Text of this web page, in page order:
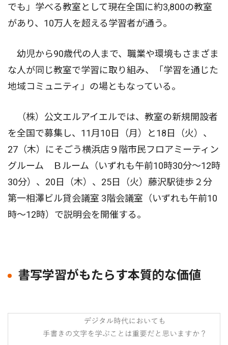
でも」学べる教室として現在全国に約3,800の教室
があり、10万人を超える学習者が通う。
幼児から90歳代の人まで、職業や環境もさまざま
な人が同じ教室で学習に取り組み、「学習を通じた
地域コミュニティ」の場ともなっている。
（株）公文エルアイエルでは、教室の新規開設者
を全国で募集し、11月10日（月）と18日（火）、
27（木）にそごう横浜店９階市民フロアミーティン
グルーム Ｂルーム（いずれも午前10時30分～12時
30分）、20日（木）、25日（火）藤沢駅徒歩２分
第一相澤ビル貸会議室 3階会議室（いずれも午前10
時～12時）で説明会を開催する。
書写学習がもたらす本質的な価値